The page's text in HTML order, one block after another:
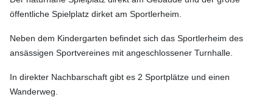
öffentliche Spielplatz dirket am Sportlerheim.
Neben dem Kindergarten befindet sich das Sportlerheim des
ansässigen Sportvereines mit angeschlossener Turnhalle.
In direkter Nachbarschaft gibt es 2 Sportplätze und einen
Wanderweg.